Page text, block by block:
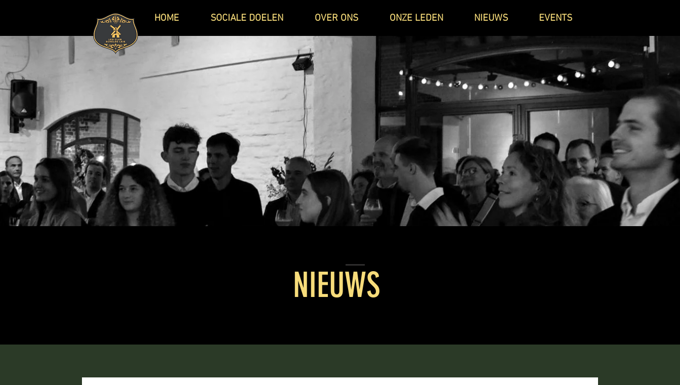
HOME SOCIALE DOELEN OVER ONS ONZE LEDEN NIEUWS EVENTS
NIEUWS